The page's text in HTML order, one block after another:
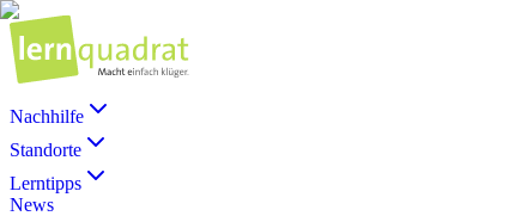
Nachhilfe
Standorte
Lerntipps
News